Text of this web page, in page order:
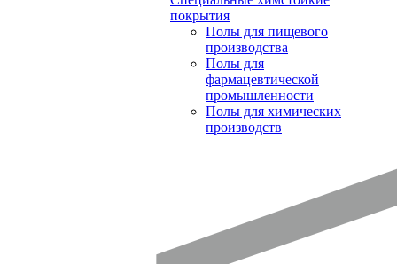
покрытия
Полы для пищевого
производства
Полы для
фармацевтической
промышленности
Полы для химических
производств